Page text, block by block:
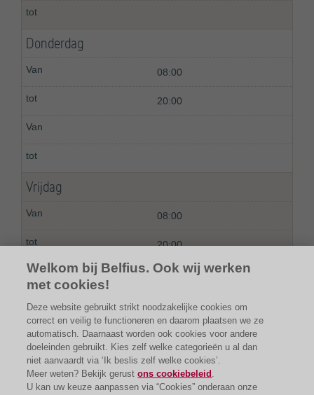
Donderdag
08:00
20:00
Vrijdag
08:00
20:00
Welkom bij Belfius. Ook wij werken
met cookies!
Deze website gebruikt strikt noodzakelijke cookies om
correct en veilig te functioneren en daarom plaatsen we ze
automatisch. Daarnaast worden ook cookies voor andere
doeleinden gebruikt. Kies zelf welke categorieën u al dan
niet aanvaardt via ‘Ik beslis zelf welke cookies’.
Meer weten? Bekijk gerustons cookiebeleid .
U kan uw keuze aanpassen via “Cookies” onderaan onze